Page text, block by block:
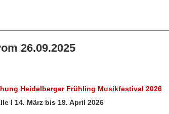
26.09.2025
Heidelberger Frühling Musikfestival 2026
I 14. März bis 19. April 2026